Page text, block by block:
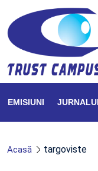
EMISIUNI
Acasă targoviste